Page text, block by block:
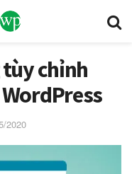
chỉnh
2020